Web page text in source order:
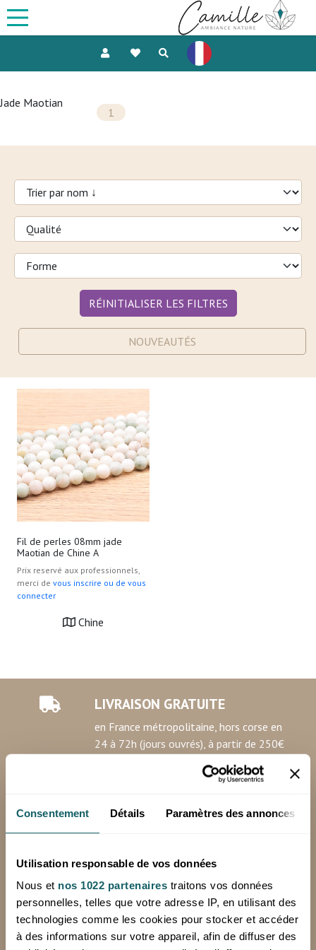
Consentement Détails Paramètres des annonces
Utilisation responsable de vos données
Nous et nos 1022 partenaires traitons vos données
personnelles, telles que votre adresse IP, en utilisant des
technologies comme les cookies pour stocker et accéder
à des informations sur votre appareil, afin de diffuser des
Jade Maotian
1
RÉINITIALISER LES FILTRES
NOUVEAUTÉS
Fil de perles 08mm jade
Maotian de Chine A
Prix reservé aux professionnels,
merci de vous inscrire ou de vous
connecter
Chine
LIVRAISON GRATUITE
en France métropolitaine, hors corse en
24 à 72h (jours ouvrés), à partir de 250€
*Hors livraison spéciale (Chronopost, sur palette)
Minimum de commande: 100€ HT
sur votre première commande avec notre
étiquette de retour prépayée